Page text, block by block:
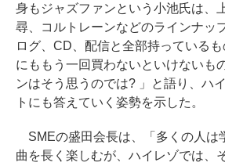
身もジャズファンという小池氏は、
尋、コルトレーンなどのラインナッ
ログ、CD、配信と全部持っている
にももう一回買わないといけないも
ンはそう思うのでは? 」と語り、ハ
トにも答えていく姿勢を示した。
SMEの盛田会長は、「多くの人は
曲を長く楽しむが、ハイレゾでは、